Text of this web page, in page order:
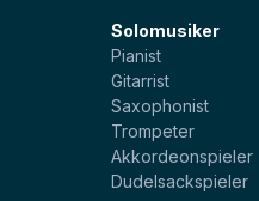
Solomusiker
Pianist
Gitarrist
Saxophonist
Trompeter
Akkordeonspieler
Dudelsackspieler